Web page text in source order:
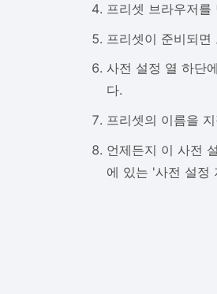
프리셋 브라우저
프리셋이 준비되
사전 설정 열 하단
다.
프리셋의 이름을
언제든지 이 사전
에 있는 '사전 설정